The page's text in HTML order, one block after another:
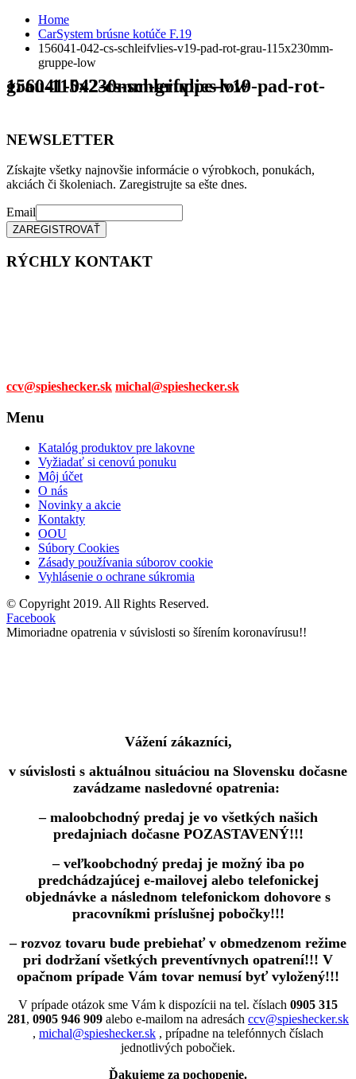
Home
CarSystem brúsne kotúče F.19
156041-042-cs-schleifvlies-v19-pad-rot-grau-115x230mm-
gruppe-low
156041-042-cs-schleifvlies-v19-pad-rot-grau-115x230mm-gruppe-low
NEWSLETTER
Získajte všetky najnovšie informácie o výrobkoch, ponukách,
akciách či školeniach. Zaregistrujte sa ešte dnes.
Email
RÝCHLY KONTAKT
ccv@spieshecker.sk michal@spieshecker.sk
Menu
Katalóg produktov pre lakovne
Vyžiadať si cenovú ponuku
Môj účet
O nás
Novinky a akcie
Kontakty
OOU
Súbory Cookies
Zásady používania súborov cookie
Vyhlásenie o ochrane súkromia
© Copyright 2019. All Rights Reserved.
Facebook
Mimoriadne opatrenia v súvislosti so šírením koronavírusu!!
Vážení zákazníci,
v súvislosti s aktuálnou situáciou na Slovensku dočasne
zavádzame nasledovné opatrenia:
– maloobchodný predaj je vo všetkých našich
predajniach dočasne POZASTAVENÝ!!!
– veľkoobchodný predaj je možný iba po
predchádzajúcej e-mailovej alebo telefonickej
objednávke a následnom telefonickom dohovore s
pracovníkmi príslušnej pobočky!!!
– rozvoz tovaru bude prebiehať v obmedzenom režime
pri dodržaní všetkých preventívnych opatrení!!! V
opačnom prípade Vám tovar nemusí byť vyložený!!!
V prípade otázok sme Vám k dispozícii na tel. číslach 0905 315
281, 0905 946 909 alebo e-mailom na adresách ccv@spieshecker.sk
, michal@spieshecker.sk , prípadne na telefónnych číslach
jednotlivých pobočiek.
Ďakujeme za pochopenie.